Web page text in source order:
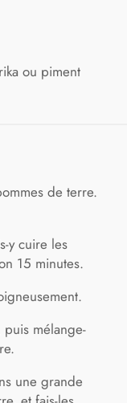
ou piment
de terre.
y cuire les
15 minutes.
mélange-
une grande